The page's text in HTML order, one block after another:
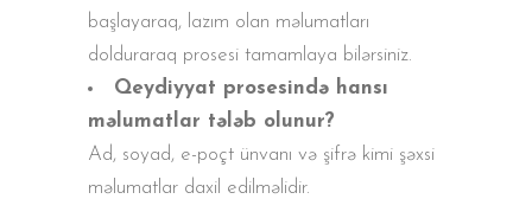
başlayaraq, lazım olan məlumatları
dolduraraq prosesi tamamlaya bilərsiniz.
Qeydiyyat prosesində hansı
məlumatlar tələb olunur?
Ad, soyad, e-poçt ünvanı və şifrə kimi şəxsi
məlumatlar daxil edilməlidir.